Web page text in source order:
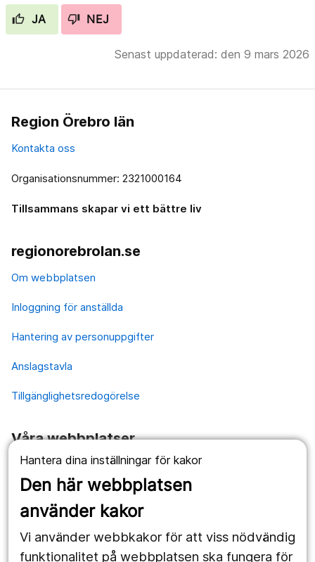
Hantera dina inställningar för kakor
Den här webbplatsen
använder kakor
Vi använder webbkakor för att viss nödvändig
funktionalitet på webbplatsen ska fungera för
JA NEJ
Senast uppdaterad: den 9 mars 2026
Region Örebro län
Kontakta oss
Organisationsnummer: 2321000164
Tillsammans skapar vi ett bättre liv
regionorebrolan.se
Om webbplatsen
Inloggning för anställda
Hantering av personuppgifter
Anslagstavla
Tillgänglighetsredogörelse
Våra webbplatser
1177.se
Länstrafiken
Utveckling